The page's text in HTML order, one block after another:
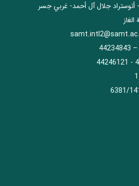
أتوستراد جلال آل أحمد- غربي جسر
6381/